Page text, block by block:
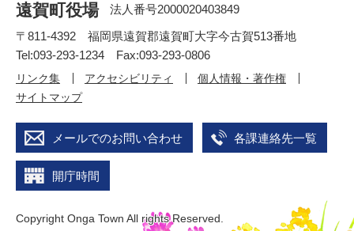
遠賀町役場
法人番号2000020403849
〒811-4392 福岡県遠賀郡遠賀町大字今古賀513番地
Tel:093-293-1234 Fax:093-293-0806
リンク集 アクセシビリティ
個人情報・著作権
サイトマップ
メールでのお問い合わせ 各課連絡先一覧
開庁時間
Copyright Onga Town All rights Reserved.